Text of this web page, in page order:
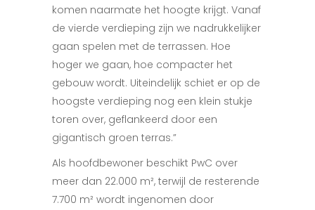
komen naarmate het hoogte krijgt. Vanaf
de vierde verdieping zijn we nadrukkelijker
gaan spelen met de terrassen. Hoe
hoger we gaan, hoe compacter het
gebouw wordt. Uiteindelijk schiet er op de
hoogste verdieping nog een klein stukje
toren over, geflankeerd door een
gigantisch groen terras.”
Als hoofdbewoner beschikt PwC over
meer dan 22.000 m², terwijl de resterende
7.700 m² wordt ingenomen door